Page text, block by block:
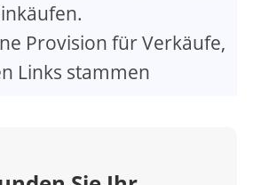
i
d
Provision für Verkäufe,
Links stammen